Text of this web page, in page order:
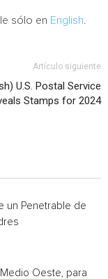
sólo en English
Artículo siguiente
U.S. Postal Service
Stamps for 2024
un Penetrable de
Oeste, para